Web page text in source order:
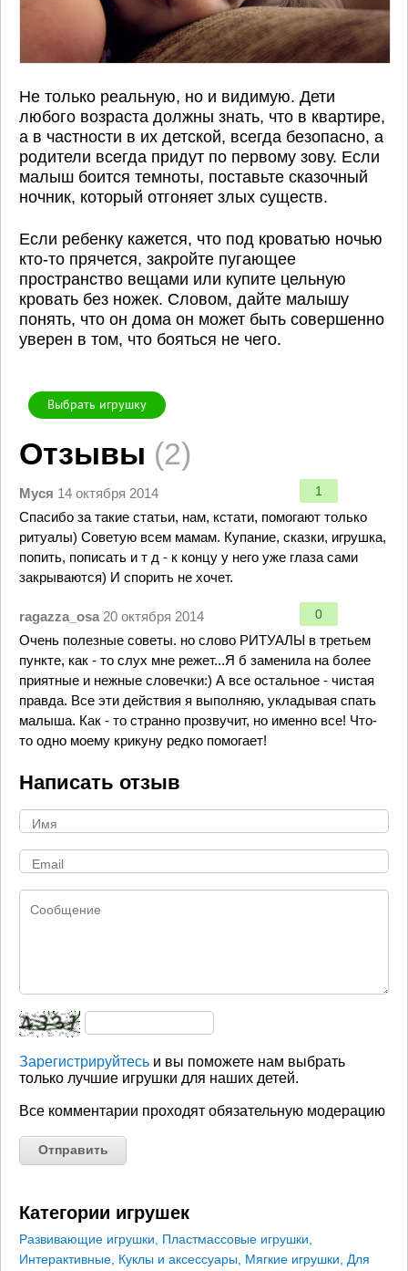
Не только реальную, но и видимую. Дети
любого возраста должны знать, что в квартире,
а в частности в их детской, всегда безопасно, а
родители всегда придут по первому зову. Если
малыш боится темноты, поставьте сказочный
ночник, который отгоняет злых существ.
Если ребенку кажется, что под кроватью ночью
кто-то прячется, закройте пугающее
пространство вещами или купите цельную
кровать без ножек. Словом, дайте малышу
понять, что он дома он может быть совершенно
уверен в том, что бояться не чего.
Выбрать игрушку
Отзывы (2)
Муся 14 октября 2014 1
Спасибо за такие статьи, нам, кстати, помогают только
ритуалы) Советую всем мамам. Купание, сказки, игрушка,
попить, пописать и т д - к концу у него уже глаза сами
закрываются) И спорить не хочет.
ragazza_osa 20 октября 2014 0
Очень полезные советы. но слово РИТУАЛЫ в третьем
пункте, как - то слух мне режет...Я б заменила на более
приятные и нежные словечки:) А все остальное - чистая
правда. Все эти действия я выполняю, укладывая спать
малыша. Как - то странно прозвучит, но именно все! Что-
то одно моему крикуну редко помогает!
Написать отзыв
Зарегистрируйтесь и вы поможете нам выбрать
только лучшие игрушки для наших детей.
Все комментарии проходят обязательную модерацию
Категории игрушек
Развивающие игрушки, Пластмассовые игрушки,
Интерактивные, Куклы и аксессуары, Мягкие игрушки, Для